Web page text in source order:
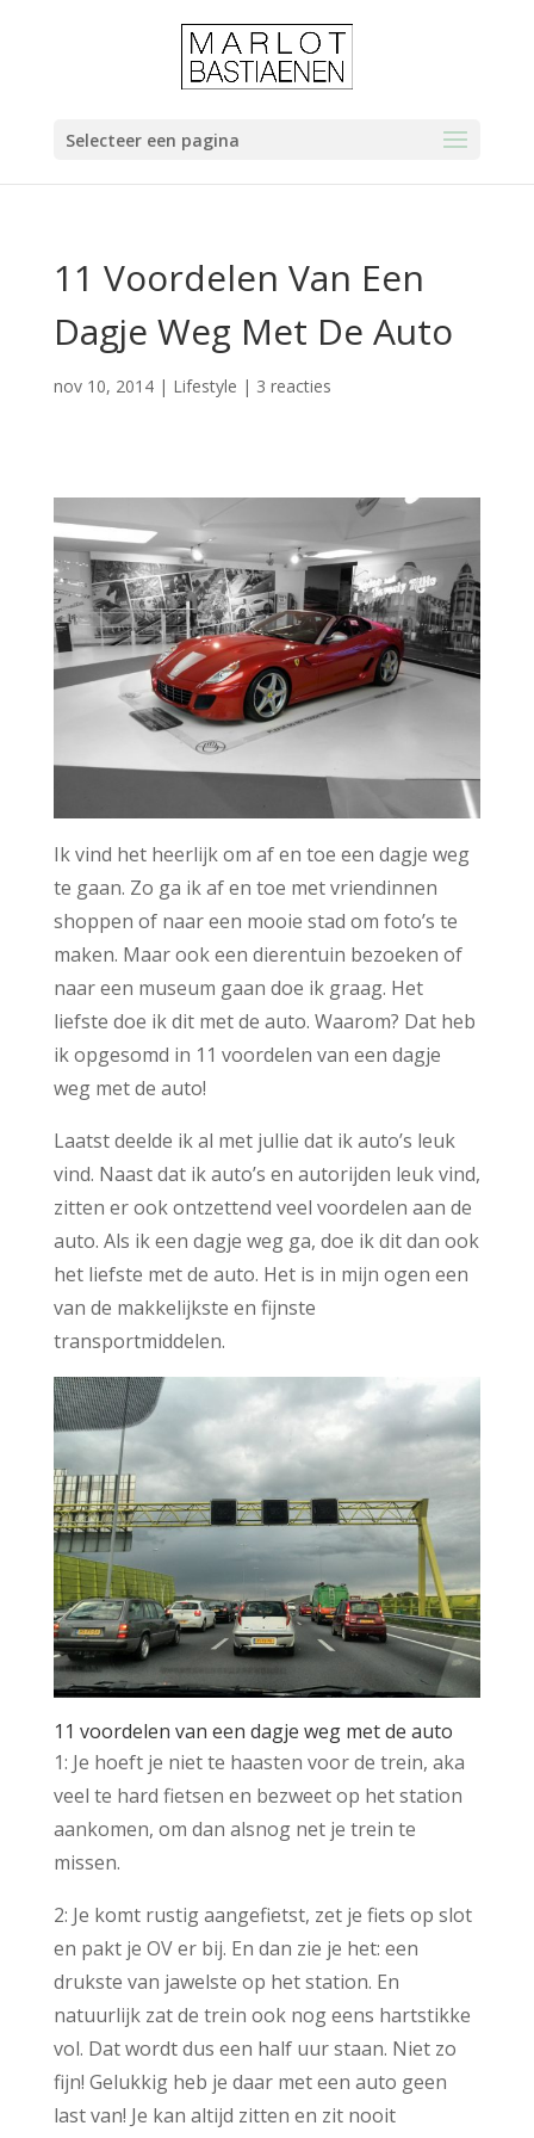
Selecteer een pagina
11 Voordelen Van Een
Dagje Weg Met De Auto
nov 10, 2014| Lifestyle | 3 reacties
Ik vind het heerlijk om af en toe een dagje weg
te gaan. Zo ga ik af en toe met vriendinnen
shoppen of naar een mooie stad om foto’s te
maken. Maar ook een dierentuin bezoeken of
naar een museum gaan doe ik graag. Het
liefste doe ik dit met de auto. Waarom? Dat heb
ik opgesomd in 11 voordelen van een dagje
weg met de auto!
Laatst deelde ik al met jullie dat ik auto’s leuk
vind. Naast dat ik auto’s en autorijden leuk vind,
zitten er ook ontzettend veel voordelen aan de
auto. Als ik een dagje weg ga, doe ik dit dan ook
het liefste met de auto. Het is in mijn ogen een
van de makkelijkste en fijnste
transportmiddelen.
11 voordelen van een dagje weg met de auto
1: Je hoeft je niet te haasten voor de trein, aka
veel te hard fietsen en bezweet op het station
aankomen, om dan alsnog net je trein te
missen.
2: Je komt rustig aangefietst, zet je fiets op slot
en pakt je OV er bij. En dan zie je het: een
drukste van jawelste op het station. En
natuurlijk zat de trein ook nog eens hartstikke
vol. Dat wordt dus een half uur staan. Niet zo
fijn! Gelukkig heb je daar met een auto geen
last van! Je kan altijd zitten en zit nooit